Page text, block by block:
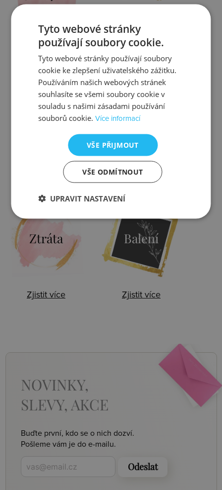
Slevy
Zjistit více
Doprava
Zjistit více
Kontrola
Zjistit více
Výměna
Zjistit více
Ztráta
Zjistit více
Balení
Zjistit více
NOVINKY,
SLEVY, AKCE
Buďte první, kdo se o nich dozví.
Pošleme vám je do e-mailu.
Odeslat
Tyto webové stránky
používají soubory cookie.
Tyto webové stránky používají soubory
cookie ke zlepšení uživatelského zážitku.
Používáním našich webových stránek
souhlasíte se všemi soubory cookie v
souladu s našimi zásadami používání
souborů cookie.Více informací
VŠE PŘIJMOUT
VŠE ODMÍTNOUT
UPRAVIT NASTAVENÍ